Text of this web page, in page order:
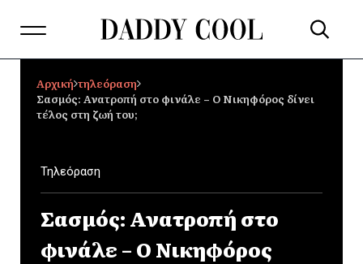
Αρχική τηλεόραση
Σασμός: Ανατροπή στο φινάλε – Ο Νικηφόρος δίνει
τέλος στη ζωή του;
Τηλεόραση
Σασμός: Ανατροπή στο
φινάλε – Ο Νικηφόρος